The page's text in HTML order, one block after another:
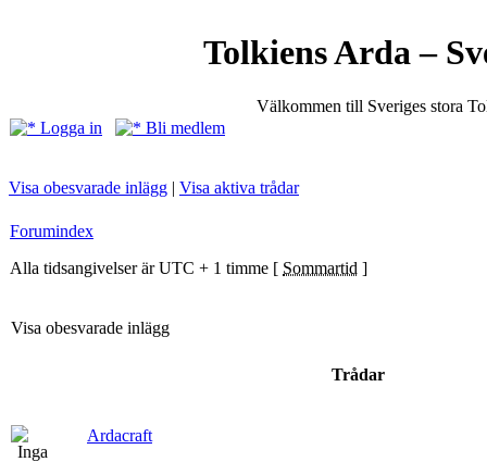
Tolkiens Arda –
Välkommen till Sveriges stora
Logga in
Bli medlem
Visa obesvarade inlägg | Visa aktiva trådar
Forumindex
Alla tidsangivelser är UTC + 1 timme [ Sommartid ]
Visa obesvarade inlägg
Trådar
Ardacraft